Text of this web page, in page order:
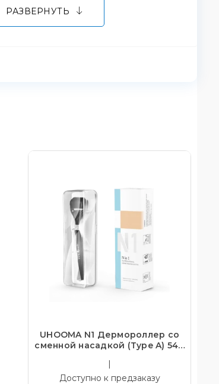
РАЗВЕРНУТЬ
UHOOMA N1 Дермороллер со
сменной насадкой (Type A) 540
|
Доступно к предзаказу